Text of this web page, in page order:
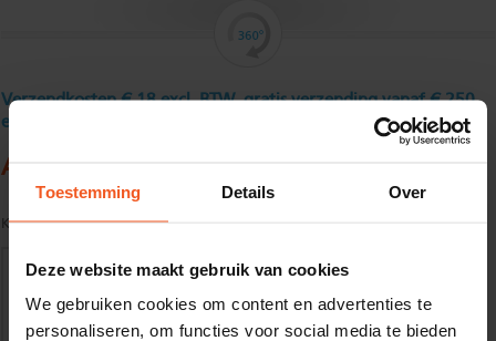
Toestemming Details Over
Deze website maakt gebruik van cookies
We gebruiken cookies om content en advertenties te
personaliseren, om functies voor social media te bieden
Verzendkosten € 18 excl. BTW, gratis verzending vanaf € 250
excl. BTW
Aluminium platstaf 30 x 10 mm
Kwaliteit: EN AW-6060-T66 volgens EN755-1/2